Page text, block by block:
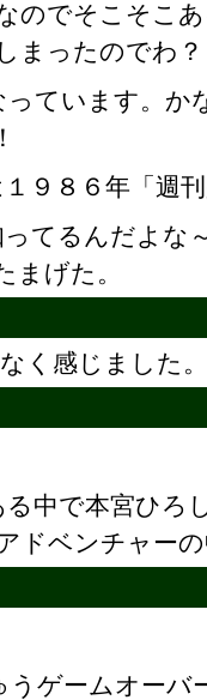
のでそこそこ
まったのでわ？
ています。か
９８６年「週刊
てるんだよな
まげた。
く感じました。
中で本宮ひろ
ドベンチャー
うゲームオーバ